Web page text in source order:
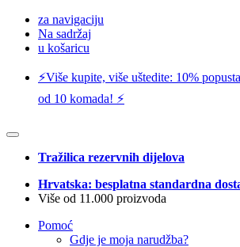
za navigaciju
Na sadržaj
u košaricu
⚡️Više kupite, više uštedite: 10%
od 10 komada! ⚡️
Tražilica rezervnih dijelova
Hrvatska: besplatna standardna
Više od 11.000 proizvoda
Pomoć
Gdje je moja narudžba?